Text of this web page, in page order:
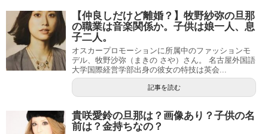
【仲良しだけど離婚？】牧野紗弥の旦那
の職業は音楽関係か。子供は娘一人、息
子二人。
オスカープロモーションに所属中のファッションモ
デル、牧野沙弥（まきの さや）さん。 名古屋外国語
大学国際経営学部出身の彼女の特技は英会...
記事を読む
貴咲愛鈴の旦那は？画像あり？子供の名
前は？金持ちなの？